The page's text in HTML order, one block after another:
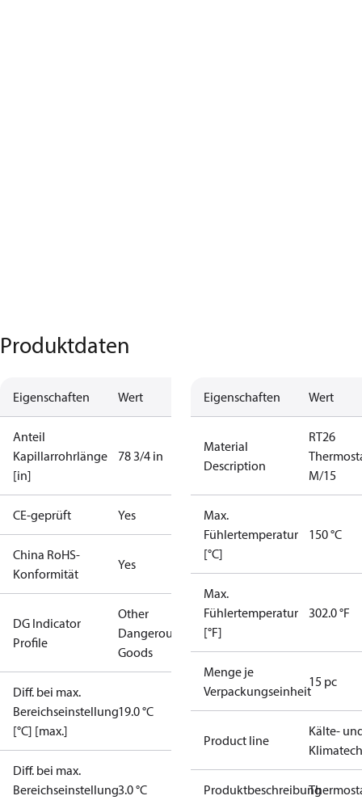
Produktdaten
Eigenschaften Wert
Anteil
Kapillarrohrlänge
[in]
78 3/4 in
CE-geprüft Yes
China RoHS-
Konformität
Yes
DG Indicator
Profile
Other
Dangerous
Goods
Diff. bei max.
Bereichseinstellung
[°C] [max.]
19.0 °C
Diff. bei max.
Bereichseinstellung3.0 °C
Eigenschaften Wert
Material
Description
RT26
M/15
Max.
Fühlertemperatur
[°C]
150 °C
Max.
Fühlertemperatur
[°F]
302.0 °F
Menge je
Verpackungseinheit
15 pc
Product line
Kälte-
Produktbeschreibung